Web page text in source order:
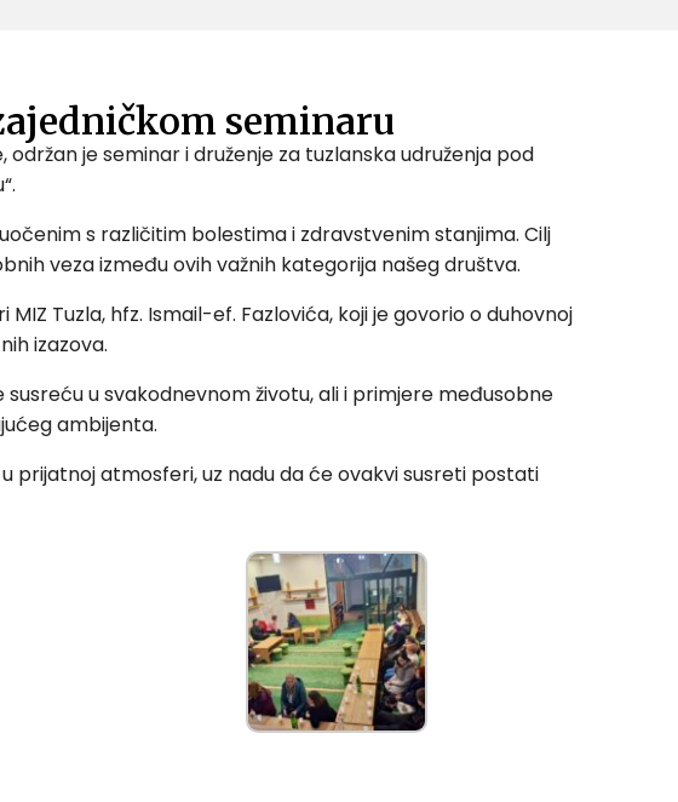
seminaru
je seminar i druženje za tuzlanska udruženja pod
s različitim bolestima i zdravstvenim stanjima. Cilj
veza između ovih važnih kategorija našeg društva.
Tuzla, hfz. Ismail-ef. Fazlovića, koji je govorio o duhovnoj
izazova.
u svakodnevnom životu, ali i primjere međusobne
ambijenta.
prijatnoj atmosferi, uz nadu da će ovakvi susreti postati